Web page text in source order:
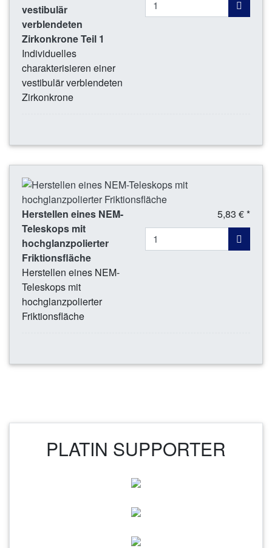
vestibulär
verblendeten
Zirkonkrone Teil 1
Individuelles
charakterisieren einer
vestibulär verblendeten
Zirkonkrone
Herstellen eines NEM-
Teleskops mit
hochglanzpolierter
Friktionsfläche
Herstellen eines NEM-
Teleskops mit
hochglanzpolierter
Friktionsfläche
5,83 € *
PLATIN SUPPORTER